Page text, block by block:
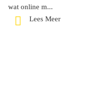
wat online m...
Lees Meer